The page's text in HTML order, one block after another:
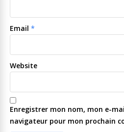
Email *
Website
Enregistrer mon nom, mon e-
navigateur pour mon prochain